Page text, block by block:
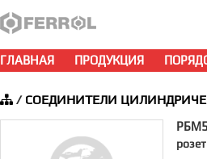
ГЛАВНАЯ ПРОДУКЦИЯ
/ СОЕДИНИТЕЛИ